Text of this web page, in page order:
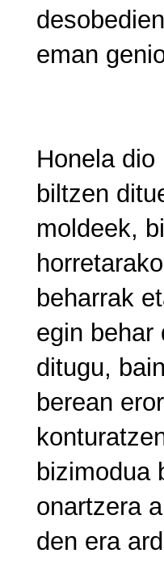
eman
Honela
biltzen
moldeek,
beharrak
egin behar
ditugu,
berean
bizimodua
onartzera
den era